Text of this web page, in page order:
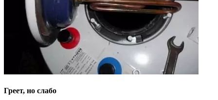
Греет, но слабо